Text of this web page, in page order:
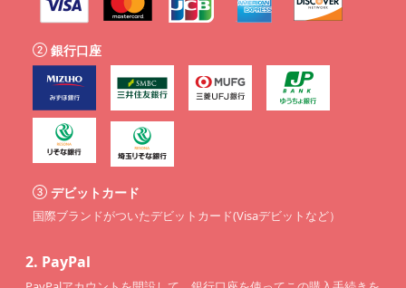
銀行口座
デビットカード
国際ブランドがついたデビットカード(Visaデビットなど）
2. PayPal